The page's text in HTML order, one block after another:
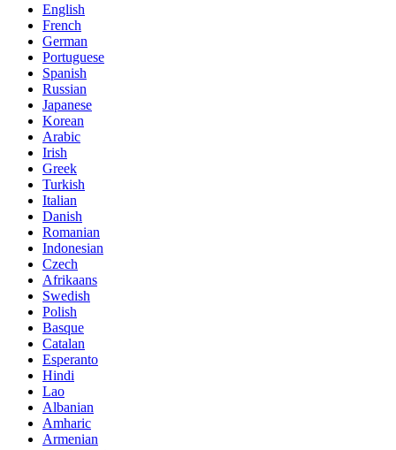
English
French
German
Portuguese
Spanish
Russian
Japanese
Korean
Arabic
Irish
Greek
Turkish
Italian
Danish
Romanian
Indonesian
Czech
Afrikaans
Swedish
Polish
Basque
Catalan
Esperanto
Hindi
Lao
Albanian
Amharic
Armenian